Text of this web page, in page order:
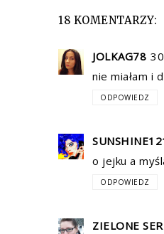
18 KOMENTARZY:
JOLKAG78
nie miałam i
ODPOWIEDZ
o jejku a
ODPOWIEDZ
ZIELONE